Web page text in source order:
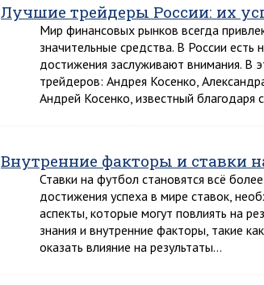
Лучшие трейдеры России: их
Мир финансовых рынков всегда
значительные средства. В России есть
достижения заслуживают внимания. В
трейдеров: Андрея Косенко,
Андрей Косенко, известный
Внутренние факторы и ставки
Ставки на футбол становятся всё
достижения успеха в мире ставок,
аспекты, которые могут повлиять на
знания и внутренние факторы, такие
оказать влияние на результаты…